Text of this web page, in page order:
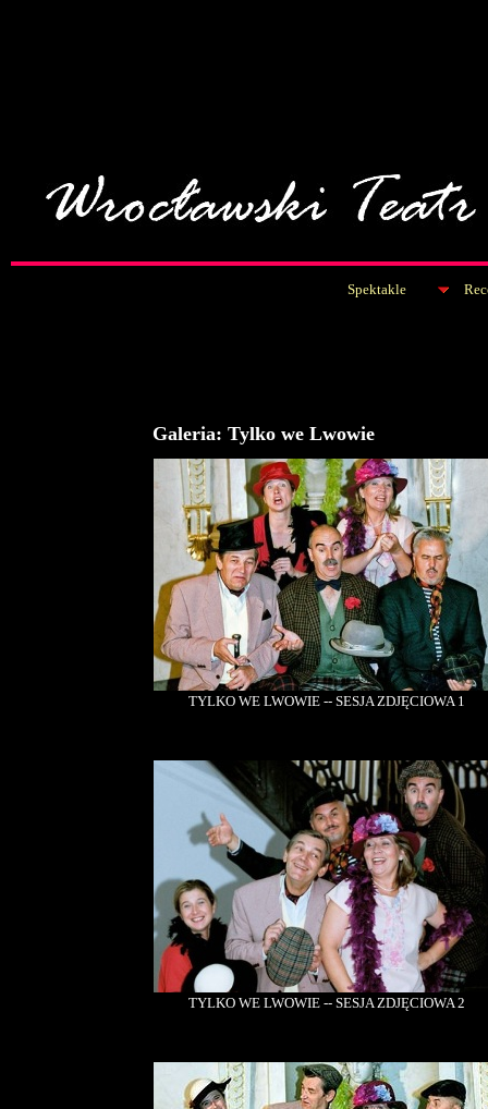
Spektakle
Galeria: Tylko we Lwowie
TYLKO WE LWOWIE -- SESJA ZDJĘCIOWA 1
TYLKO WE LWOWIE -- SESJA ZDJĘCIOWA 2